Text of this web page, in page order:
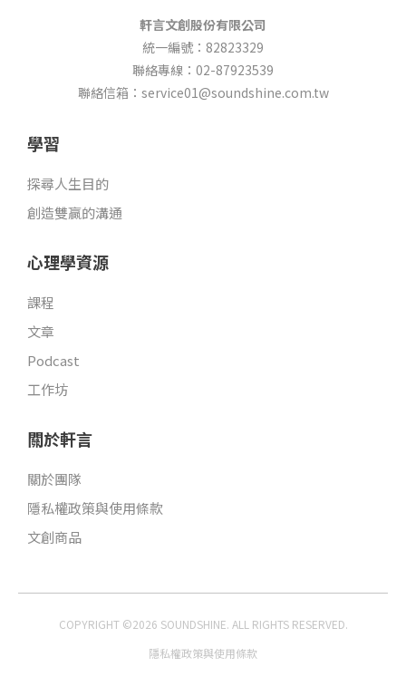
e
b
o
o
k
t
u
b
e
t
a
g
r
a
c
a
s
t
軒言文創股份有限公司
統一編號：82823329
聯絡專線：02-87923539
聯絡信箱：service01@soundshine.com.tw
學習
探尋人生目的
創造雙贏的溝通
心理學資源
課程
文章
Podcast
工作坊
關於軒言
關於團隊
隱私權政策與使用條款
文創商品
COPYRIGHT ©2026 SOUNDSHINE. ALL RIGHTS RESERVED.
隱私權政策與使用條款